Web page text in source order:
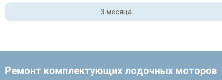
3 месяца
Ремонт комплектующих лодочных моторов